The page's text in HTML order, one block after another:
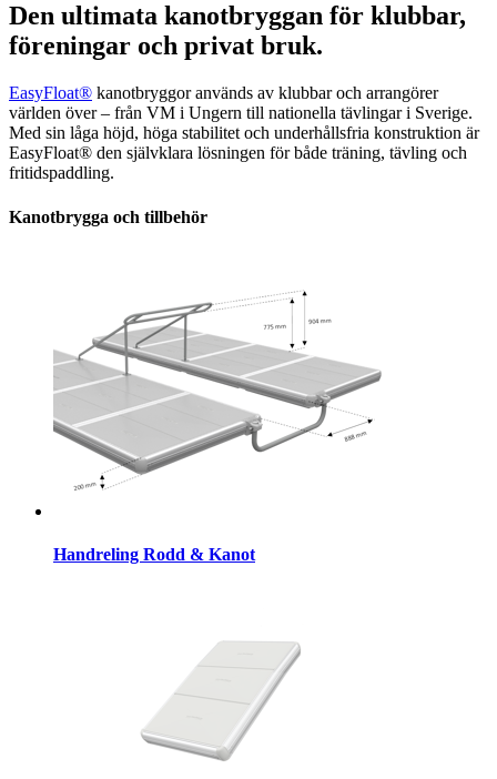
Den ultimata kanotbryggan för klubbar,
föreningar och privat bruk.
EasyFloat® kanotbryggor används av klubbar och arrangörer
världen över – från VM i Ungern till nationella tävlingar i Sverige.
Med sin låga höjd, höga stabilitet och underhållsfria konstruktion är
EasyFloat® den självklara lösningen för både träning, tävling och
fritidspaddling.
Kanotbrygga och tillbehör
Handreling Rodd & Kanot